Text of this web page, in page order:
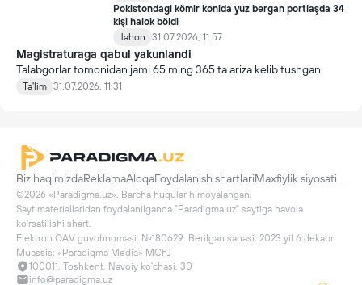
Pokistondagi kömir konida yuz bergan portlaşda 34
kişi halok böldi
Jahon
31.07.2026, 11:57
Magistraturaga qabul yakunlandi
Talabgorlar tomonidan jami 65 ming 365 ta ariza kelib tushgan.
Ta'lim 31.07.2026, 11:31
Biz haqimizdaReklamaAloqaFoydalanish shartlariMaxfiylik siyosati
©2026 «Paradigma.uz». Barcha huqular himoyalangan.
Sayt materiallaridan foydalanilganda "Paradigma.uz" saytiga havola
ko'rsatilishi shart.
Elektron OAV guvohnomasi: №180629. Berilgan sanasi: 2023 yil 6 dekabr
Muassis: «Paradigma Media» MChJ
100011, Toshkent, Navoiy ko'chasi, 30
info@paradigma.uz